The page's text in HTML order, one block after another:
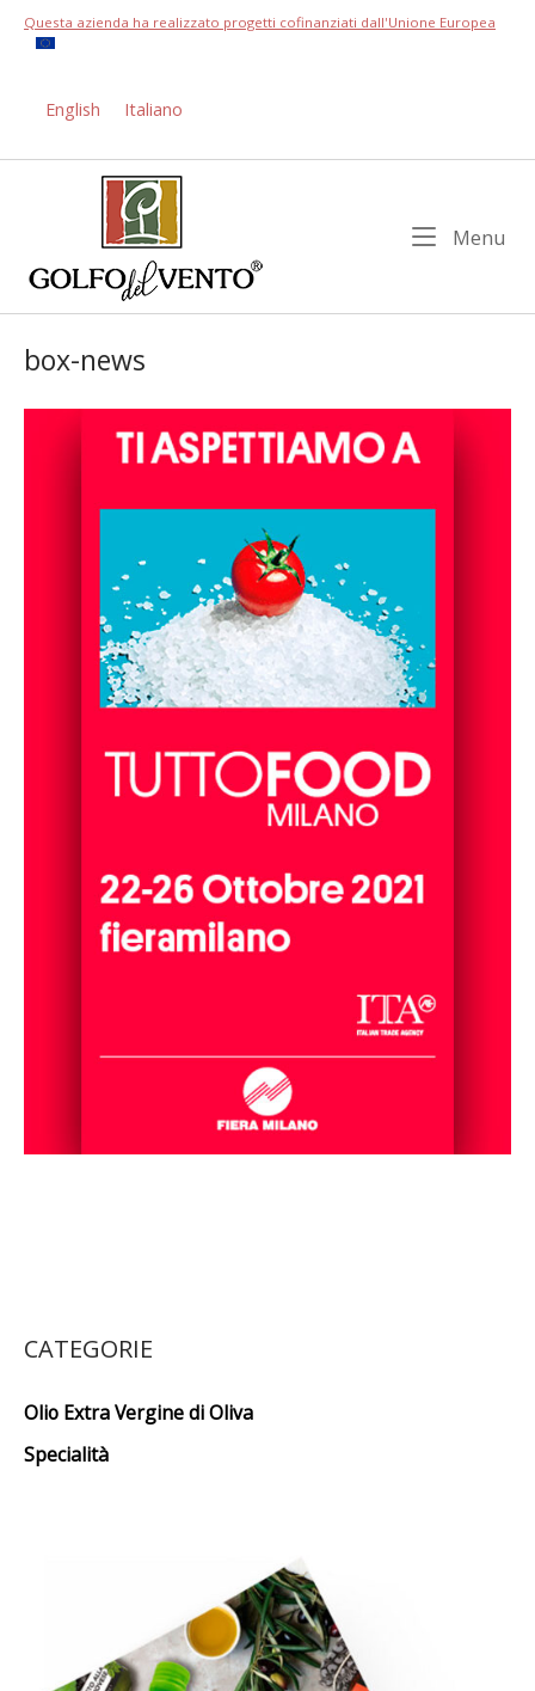
SkipQuesta azienda ha realizzato progetti cofinanziati dall'Unione Europea
English Italiano
Menu
box-news
CATEGORIE
Olio Extra Vergine di Oliva
Specialità